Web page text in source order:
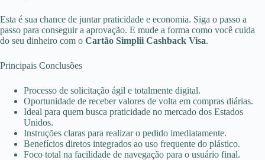
Esta é sua chance de juntar praticidade e economia. Siga o passo a
passo para conseguir a aprovação. E mude a forma como você cuida
do seu dinheiro com o Cartão Simplii Cashback Visa.
Principais Conclusões
Processo de solicitação ágil e totalmente digital.
Oportunidade de receber valores de volta em compras diárias.
Ideal para quem busca praticidade no mercado dos Estados
Unidos.
Instruções claras para realizar o pedido imediatamente.
Benefícios diretos integrados ao uso frequente do plástico.
Foco total na facilidade de navegação para o usuário final.